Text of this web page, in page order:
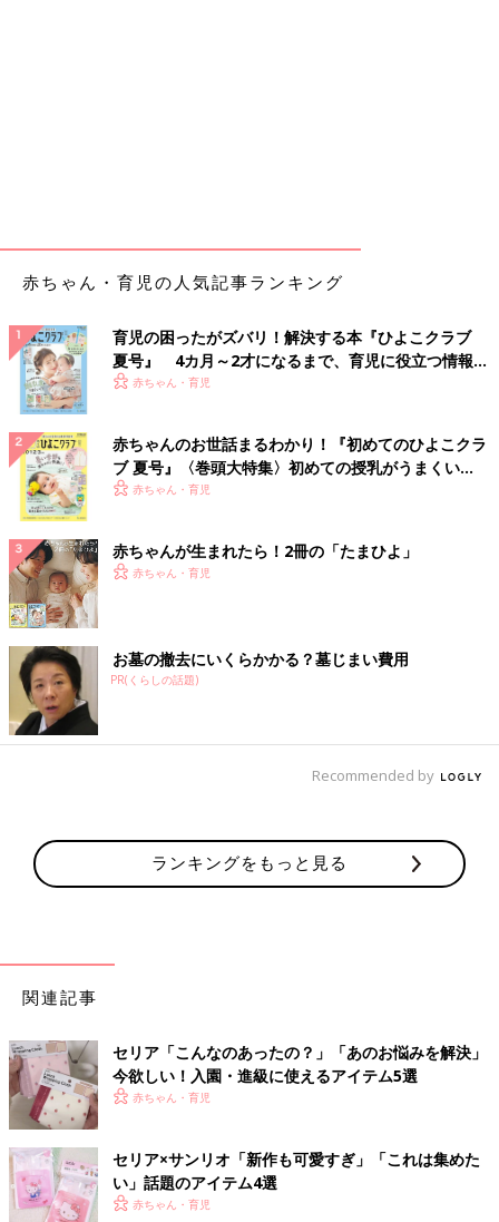
出典：Instagramアカウント「sakura.kurashi.1117」
こちらはセリアのスライスチーズケース。スライスチーズって外
装を開封すると残りがバラバラしちゃうので保管に困りますよ
ね。残ったスライスチーズをこのケースにしまえば、バラバラに
ならず立てて保管できるのが便利。sakuraさんは日付けを書いた
マスキングテープを貼って管理しているそうですよ。
ポジショニングがバッチリ！マヨケチャホルダー
赤ちゃん・育児の人気記事ランキング
育児の困ったがズバリ！解決する本『ひよこクラブ
夏号』 4カ月～2才になるまで、育児に役立つ情報が
いっぱい！
赤ちゃん・育児
赤ちゃんのお世話まるわかり！『初めてのひよこクラ
ブ 夏号』〈巻頭大特集〉初めての授乳がうまくい
く！ おっぱい・ミルクの基本と夏のトラブル 解決テ
赤ちゃん・育児
赤ちゃんが生まれたら！2冊の「たまひよ」
赤ちゃん・育児
お墓の撤去にいくらかかる？墓じまい費用
PR(くらしの話題)
Recommended by
ランキングをもっと見る
関連記事
セリア「こんなのあったの？」「あのお悩みを解決」
今欲しい！入園・進級に使えるアイテム5選
赤ちゃん・育児
セリア×サンリオ「新作も可愛すぎ」「これは集めた
い」話題のアイテム4選
赤ちゃん・育児